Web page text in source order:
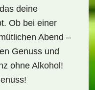
deine
Ob bei einer
Abend –
Genuss und
ohne Alkohol!